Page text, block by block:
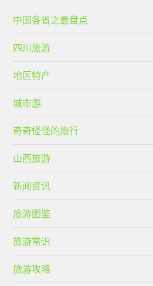
中国各省之最盘点
四川旅游
地区特产
城市游
奇奇怪怪的旅行
山西旅游
新闻资讯
旅游图鉴
旅游常识
旅游攻略